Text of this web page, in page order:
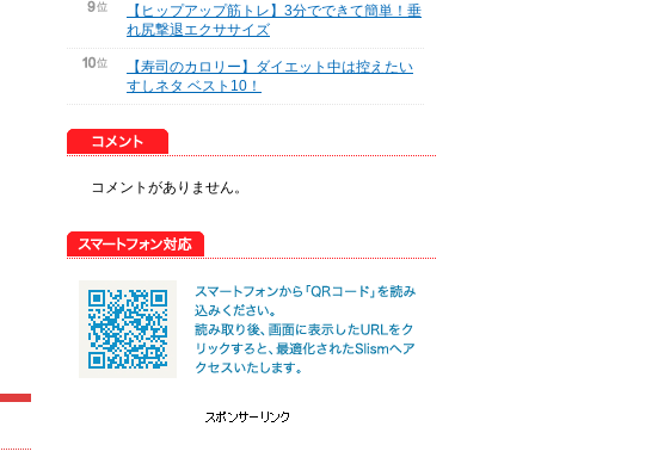
【ヒップアップ筋トレ】3分でできて簡単！垂
れ尻撃退エクササイズ
【寿司のカロリー】ダイエット中は控えたい
すしネタ ベスト10！
コメントがありません。